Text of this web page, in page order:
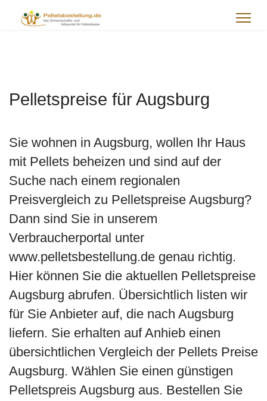
Pelletspreise für Augsburg
Sie wohnen in Augsburg, wollen Ihr Haus
mit Pellets beheizen und sind auf der
Suche nach einem regionalen
Preisvergleich zu Pelletspreise Augsburg?
Dann sind Sie in unserem
Verbraucherportal unter
www.pelletsbestellung.de genau richtig.
Hier können Sie die aktuellen Pelletspreise
Augsburg abrufen. Übersichtlich listen wir
für Sie Anbieter auf, die nach Augsburg
liefern. Sie erhalten auf Anhieb einen
übersichtlichen Vergleich der Pellets Preise
Augsburg. Wählen Sie einen günstigen
Pelletspreis Augsburg aus. Bestellen Sie